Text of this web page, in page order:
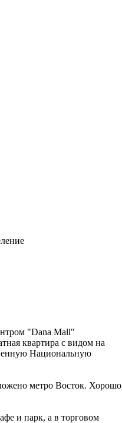
"Dana Mall"
квартира с видом на
Национальную
метро Восток. Хорошо
и парк, а в торговом